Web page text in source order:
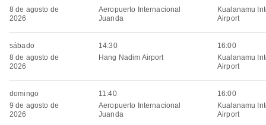
8 de agosto de
2026
Aeropuerto Internacional
Juanda
Kualanamu
Airport
sábado
8 de agosto de
2026
14:30
Hang Nadim Airport
16:00
Kualanamu
Airport
domingo
9 de agosto de
2026
11:40
Aeropuerto Internacional
Juanda
16:00
Kualanamu
Airport